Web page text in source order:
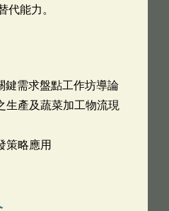
代能力。
鍵需求盤點工作坊導論
生產及蔬菜加工物流現
策略應用